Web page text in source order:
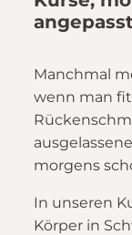
Manchmal
wenn man
morgens
In unseren
Körper in